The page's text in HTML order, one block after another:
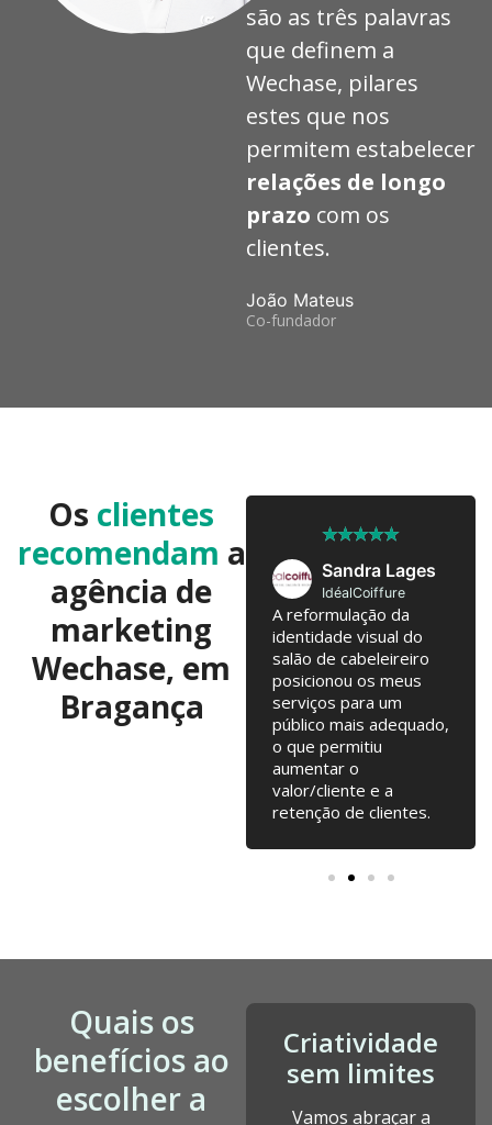
são as três palavras
que definem a
Wechase, pilares
estes que nos
permitem estabelecer
relações de longo
prazo com os
clientes.
João Mateus
Co-fundador
Os clientes
recomendam a
agência de
marketing
Wechase, em
Bragança
José Pedro
Twobrothers
Colaboramos já há 10
anos, com troca de
ideias regulares para
testarmos. Campanhas
online, Email Marketing,
alterações na loja
Sandra Lages
★★★★★
IdéalCoiffure
A reformulação da
identidade visual do
salão de cabeleireiro
posicionou os meus
serviços para um
público mais adequado,
o que permitiu
aumentar o
valor/cliente e a
retenção de clientes.
Quais os
benefícios ao
escolher a
Criatividade
sem limites
Vamos abraçar a